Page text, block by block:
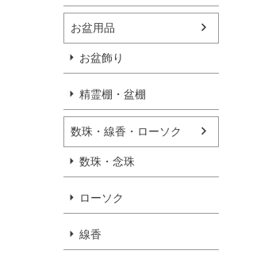
お盆用品
お盆飾り
精霊棚・盆棚
数珠・線香・ローソク
数珠・念珠
ローソク
線香